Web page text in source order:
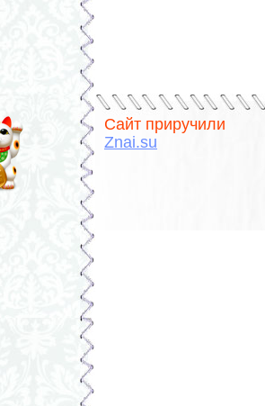
Сайт приручили
Znai.su